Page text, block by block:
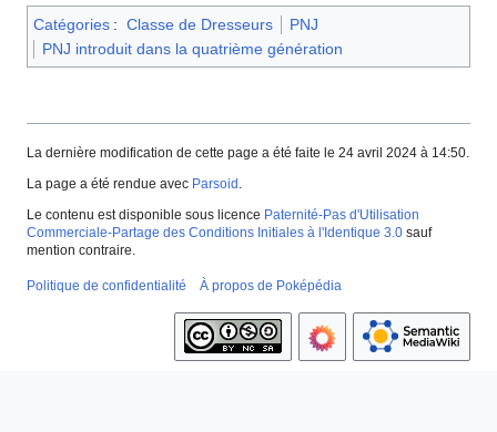
Catégories : Classe de Dresseurs
PNJ
PNJ introduit dans la quatrième génération
La dernière modification de cette page a été faite le 24 avril 2024 à 14:50.
La page a été rendue avec Parsoid .
Le contenu est disponible sous licence Paternité-Pas d'Utilisation
Commerciale-Partage des Conditions Initiales à l'Identique 3.0 sauf
mention contraire.
Politique de confidentialité À propos de Poképédia